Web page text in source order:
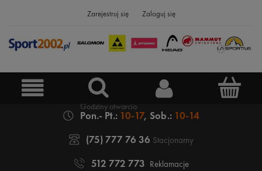
Zarejestruj się Zaloguj się
Pon.- Pt.: 10-17, Sob.: 10-14
(75) 777 76 36 Stacjonarny
512 772 773 Reklamacje